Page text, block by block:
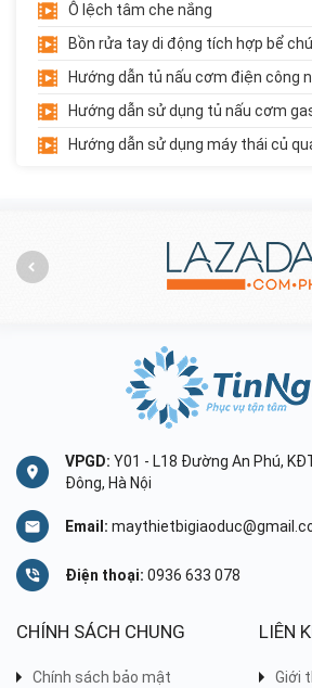
Xe Đẩy Inox 2 Tầng
Giá Đựng Đồ Chơi 5
Ô lệch tâm che nắng
Bồn rửa tay di động tích hợp bể
Hướng dẫn tủ nấu cơm điện công
Hướng dẫn sử dụng tủ nấu cơm
Hướng dẫn sử dụng máy thái củ
VPGD: Y01 - L18 Đường An Phú,
Đông, Hà Nội
Email:
Điện thoại: 0936 633 078
CHÍNH SÁCH CHUNG
Chính sách bảo mật
LIÊN
Giới